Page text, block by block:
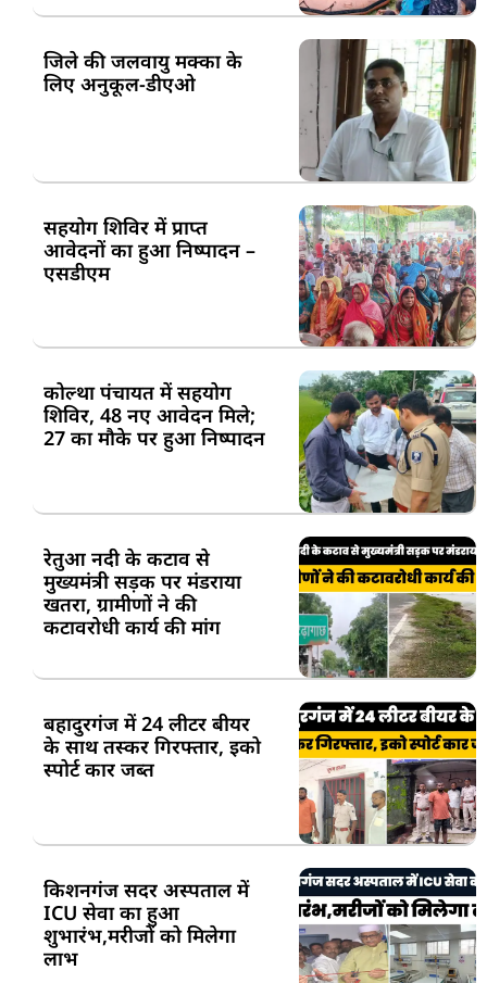
जिले की जलवायु मक्का के
लिए अनुकूल-डीएओ
सहयोग शिविर में प्राप्त
आवेदनों का हुआ निष्पादन –
एसडीएम
कोल्था पंचायत में सहयोग
शिविर, 48 नए आवेदन मिले;
27 का मौके पर हुआ निष्पादन
रेतुआ नदी के कटाव से
मुख्यमंत्री सड़क पर मंडराया
खतरा, ग्रामीणों ने की
कटावरोधी कार्य की मांग
बहादुरगंज में 24 लीटर बीयर
के साथ तस्कर गिरफ्तार, इको
स्पोर्ट कार जब्त
किशनगंज सदर अस्पताल में
ICU सेवा का हुआ
शुभारंभ,मरीजों को मिलेगा
लाभ